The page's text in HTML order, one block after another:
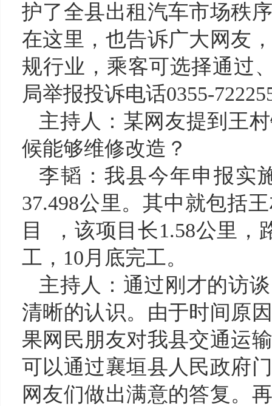
护了全县出租汽车市场秩
在这里，也告诉广大网友
规行业，乘客可选择通过
局举报投诉电话0355-
主持人：某网友提到王
候能够维修改造 ？
李韬： 我县今年申报实
37.498公里。其中就包括
目
，该项目长1.58公里，
工，10月底完工。
主持人：通过刚才的访
清晰的认识。由于时间原
果网民朋友对我县交通运
可以通过襄垣县人民政府
网友们做出满意的答复。